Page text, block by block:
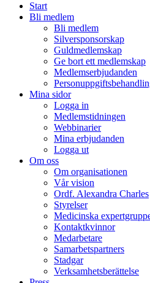
Start
Bli medlem
Bli medlem
Silversponsorskap
Guldmedlemskap
Ge bort ett medlemskap
Medlemserbjudanden
Mina sidor
Logga in
Medlemstidningen
Webbinarier
Mina erbjudanden
Logga ut
Om oss
Om organisationen
Vår vision
Ordf. Alexandra Charles
Styrelser
Medicinska
Kontaktkvinnor
Medarbetare
Samarbetspartners
Stadgar
Verksamhetsberättelse